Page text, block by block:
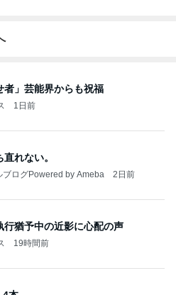
者」芸能界からも祝福
1日前
れない。
ブログPowered by Ameba 2日前
行猶予中の近影に心配の声
19時間前